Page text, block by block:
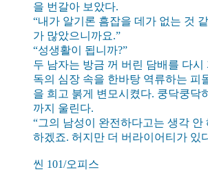
을 번갈아 보았다.
“내가 알기론 흠잡을 데가 없는 것
가 많았으니까요.”
“성생활이 됩니까?”
두 남자는 방금 꺼 버린 담배를 다시
독의 심장 속을 한바탕 역류하는 피
을 희고 붉게 변모시켰다. 쿵닥쿵닥
까지 울린다.
“그의 남성이 완전하다고는 생각 안
하겠죠. 허지만 더 버라이어티가 있
씬 101/오피스